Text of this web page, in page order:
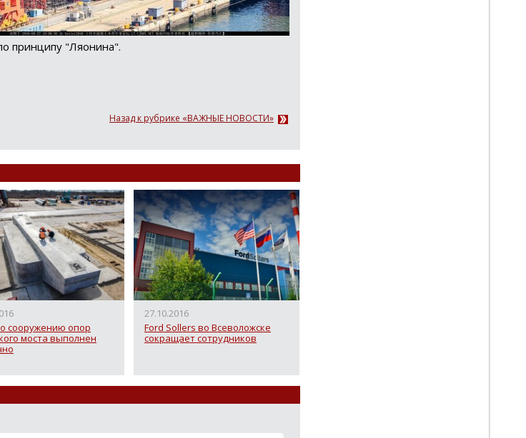
принципу "Ляонина".
Назад к рубрике «ВАЖНЫЕ НОВОСТИ»
сооружению опор
моста выполнен
27.10.2016
Ford Sollers во Всеволожске
сокращает сотрудников